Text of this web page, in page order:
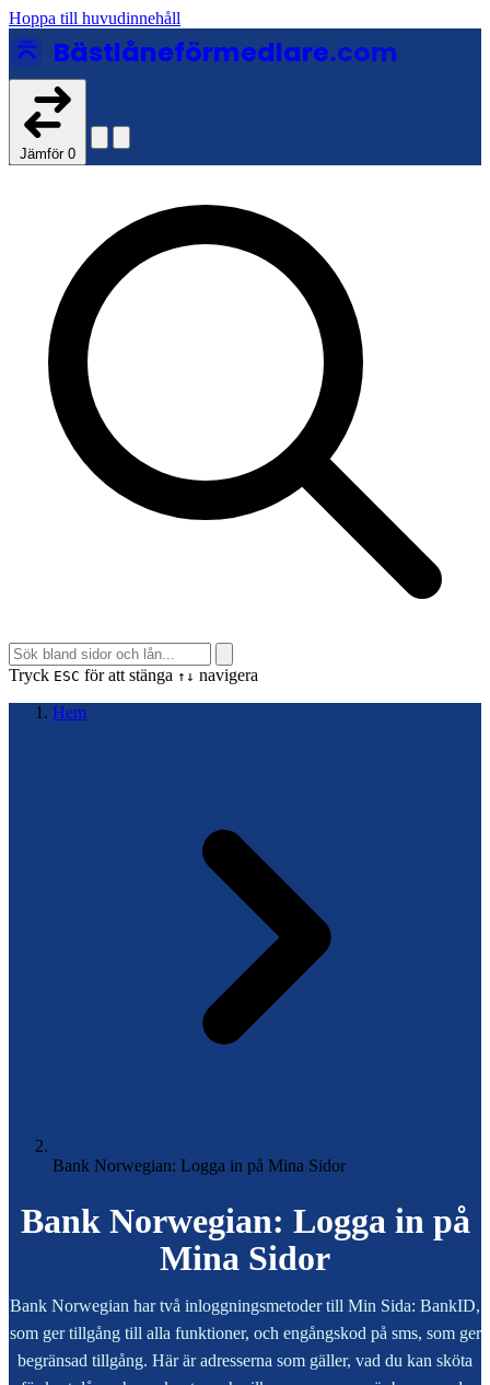
Hoppa till huvudinnehåll
Bästlåneförmedlare.com
Jämför 0
Tryck ESC för att stänga ↑↓ navigera
Hem
Bank Norwegian: Logga in på Mina Sidor
Bank Norwegian: Logga in på
Mina Sidor
Bank Norwegian har två inloggningsmetoder till Min Sida: BankID,
som ger tillgång till alla funktioner, och engångskod på sms, som ger
begränsad tillgång. Här är adresserna som gäller, vad du kan sköta